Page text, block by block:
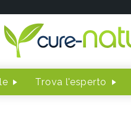
Trova l'esperto